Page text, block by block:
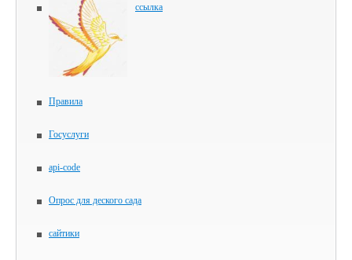
ссылка
Правила
Госуслуги
api-code
Опрос для деского сада
сайтики